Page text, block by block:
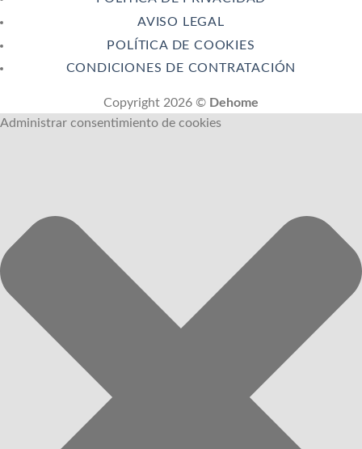
AVISO LEGAL
POLÍTICA DE COOKIES
CONDICIONES DE CONTRATACIÓN
Copyright 2026 © Dehome
Administrar consentimiento de cookies